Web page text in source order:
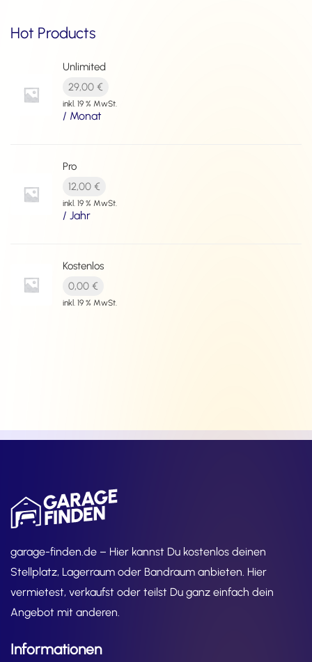
Hot Products
Unlimited
29,00 €
inkl. 19 % MwSt.
/ Monat
Pro
12,00 €
inkl. 19 % MwSt.
/ Jahr
Kostenlos
0,00 €
inkl. 19 % MwSt.
garage-finden.de – Hier kannst Du kostenlos deinen
Stellplatz, Lagerraum oder Bandraum anbieten. Hier
vermietest, verkaufst oder teilst Du ganz einfach dein
Angebot mit anderen.
Informationen